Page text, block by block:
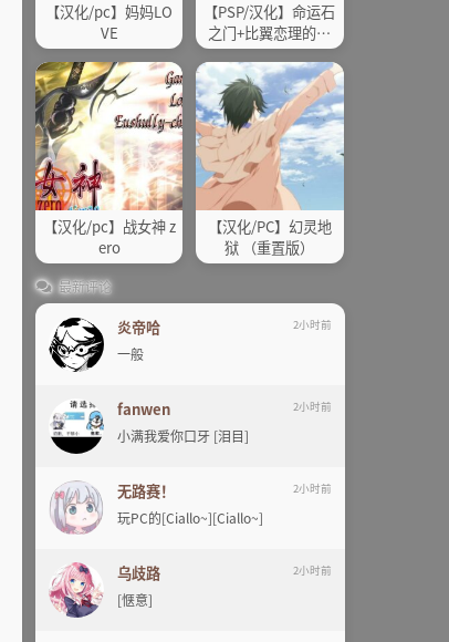
【汉化/pc】妈妈LO
VE
【PSP/汉化】命运石
之门+比翼恋理的爱
人
【汉化/pc】战女神 z
ero
【汉化/PC】幻灵地
狱 （重置版）
最新评论
炎帝哈 2小时前
一般
fanwen 2小时前
小满我爱你口牙 [泪目]
无路赛！ 2小时前
玩PC的[Ciallo~][Ciallo~]
乌歧路 2小时前
[惬意]